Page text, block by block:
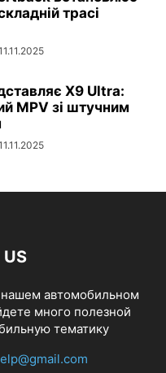
трасі
X9 Ultra:
MPV зі штучним
нашем автомобильном
много полезной
тематику